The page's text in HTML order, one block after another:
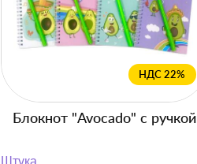
НДС 22%
Блокнот "Avocado" с ручкой
Штука